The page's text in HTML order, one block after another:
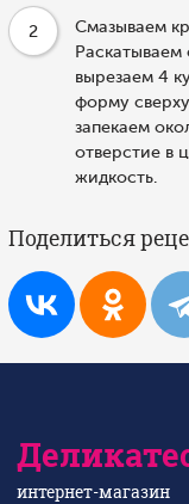
2
Смазываем
вырезаем 4
форму
запекаем
отверстие в
жидкость.
Поделиться
интернет-магазин